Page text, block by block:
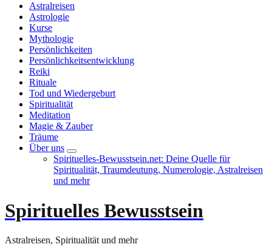
Astralreisen
Astrologie
Kurse
Mythologie
Persönlichkeiten
Persönlichkeitsentwicklung
Reiki
Rituale
Tod und Wiedergeburt
Spiritualität
Meditation
Magie & Zauber
Träume
Über uns
Spirituelles-Bewusstsein.net: Deine Quelle für
Spiritualität, Traumdeutung, Numerologie, Astralreisen
und mehr
Spirituelles Bewusstsein
Astralreisen, Spiritualität und mehr